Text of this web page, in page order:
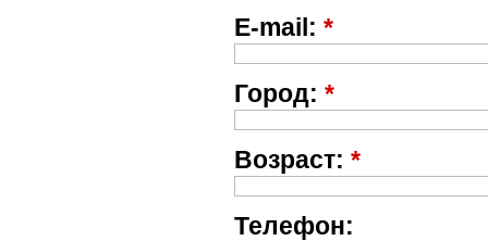
E-mail: *
Город: *
Возраст: *
Телефон: